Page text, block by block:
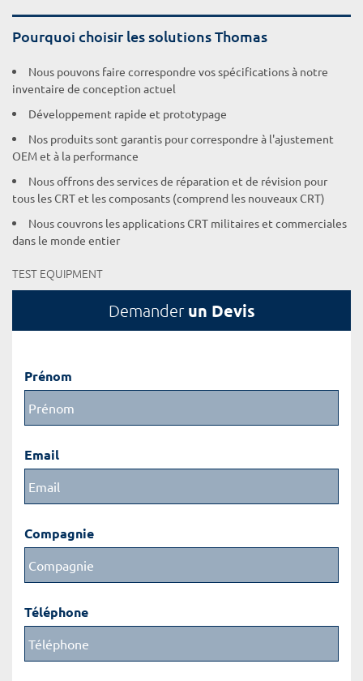
Pourquoi choisir les solutions Thomas
Nous pouvons faire correspondre vos spécifications à notre
inventaire de conception actuel
Développement rapide et prototypage
Nos produits sont garantis pour correspondre à l'ajustement
OEM et à la performance
Nous offrons des services de réparation et de révision pour
tous les CRT et les composants (comprend les nouveaux CRT)
Nous couvrons les applications CRT militaires et commerciales
dans le monde entier
TEST EQUIPMENT
Demander un Devis
Prénom
Email
Compagnie
Téléphone